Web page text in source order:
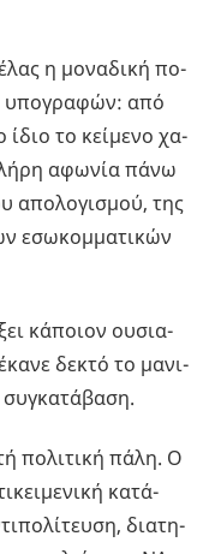
η μο­να­δι­κή πο­
υπο­γρα­φών: από
το κεί­με­νο χα­
αφω­νία πάνω
απο­λο­γι­σμού, της
εσω­κομ­μα­τι­κών
κά­ποιον ου­σια­
δεκτό το μα­νι­
πο­λι­τι­κή πάλη. Ο
κα­τά­
δια­τη­